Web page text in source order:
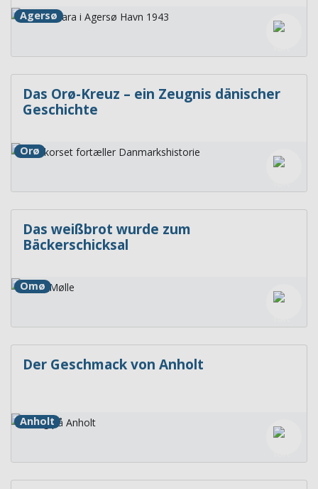
Agersø
Das Orø-Kreuz – ein Zeugnis dänischer
Geschichte
Orø
Das weißbrot wurde zum
Bäckerschicksal
Omø
Der Geschmack von Anholt
Anholt